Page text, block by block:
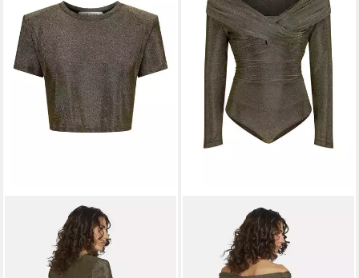
Rundhalsshirt CRIWIO
75,90 € UVP109,90 €
Langarmshirt AWILONO
94,90 € UVP134,90 €